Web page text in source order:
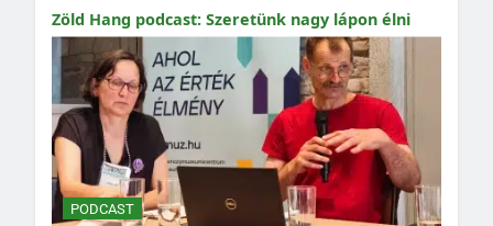
Zöld Hang podcast: Szeretünk nagy lápon élni
PODCAST